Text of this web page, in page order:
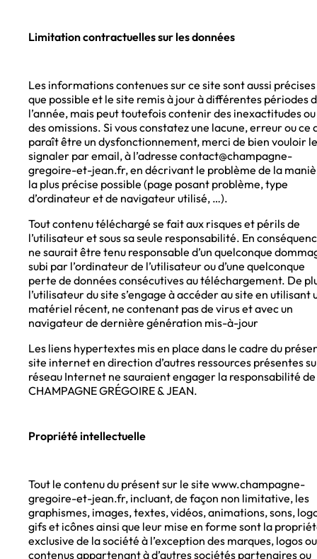
Limitation contractuelles sur les données
Les informations contenues sur ce site sont aussi précises
que possible et le site remis à jour à différentes périodes
l’année, mais peut toutefois contenir des inexactitudes ou
des omissions. Si vous constatez une lacune, erreur ou ce
paraît être un dysfonctionnement, merci de bien vouloir le
signaler par email, à l’adresse contact@champagne-
gregoire-et-jean.fr, en décrivant le problème de la
la plus précise possible (page posant problème, type
d’ordinateur et de navigateur utilisé, …).
Tout contenu téléchargé se fait aux risques et périls de
l’utilisateur et sous sa seule responsabilité. En
ne saurait être tenu responsable d’un quelconque
subi par l’ordinateur de l’utilisateur ou d’une quelconque
perte de données consécutives au téléchargement. De
l’utilisateur du site s’engage à accéder au site en utilisant
matériel récent, ne contenant pas de virus et avec un
navigateur de dernière génération mis-à-jour
Les liens hypertextes mis en place dans le cadre du
site internet en direction d’autres ressources présentes
réseau Internet ne sauraient engager la responsabilité de
CHAMPAGNE GRÉGOIRE & JEAN.
Propriété intellectuelle
Tout le contenu du présent sur le site www.champagne-
gregoire-et-jean.fr, incluant, de façon non limitative, les
graphismes, images, textes, vidéos, animations, sons,
gifs et icônes ainsi que leur mise en forme sont la
exclusive de la société à l’exception des marques, logos ou
contenus appartenant à d’autres sociétés partenaires ou